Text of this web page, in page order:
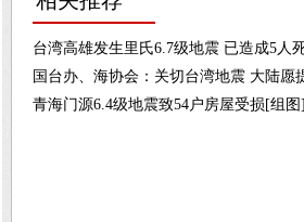
台湾高雄发生里氏6.7级地震 已造成5人
国台办、海协会：关切台湾地震 大陆愿
青海门源6.4级地震致54户房屋受损[组图]